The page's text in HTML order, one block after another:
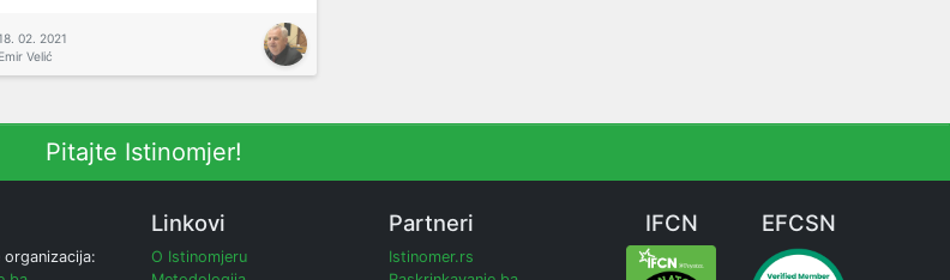
02. 2021
Emir Velić
Pitajte Istinomjer!
Linkovi
O Istinomjeru
Partneri
Istinomer.rs
IFCN EFCSN